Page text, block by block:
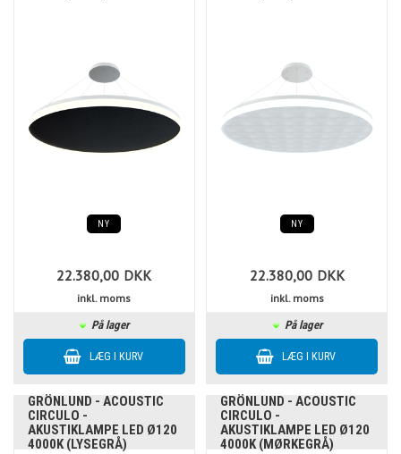
NY
22.380,00 DKK
inkl. moms
På lager
NY
22.380,00 DKK
inkl. moms
På lager
GRÖNLUND - ACOUSTIC
CIRCULO -
AKUSTIKLAMPE LED Ø120
4000K (LYSEGRÅ)
GRÖNLUND - ACOUSTIC
CIRCULO -
AKUSTIKLAMPE LED Ø120
4000K (MØRKEGRÅ)